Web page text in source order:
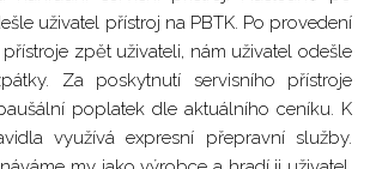
uživatel přístroj na PBTK. Po provedení
zpět uživateli, nám uživatel odešle
Za poskytnutí servisního přístroje
poplatek dle aktuálního ceníku. K
využívá expresní přepravní služby.